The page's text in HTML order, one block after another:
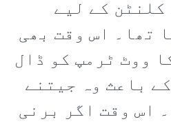
کے لیے
تھا۔ اس وقت بھی
ووٹ ٹرمپ کو ڈال
باعث وہ جیتنے
اس وقت اگر برنی